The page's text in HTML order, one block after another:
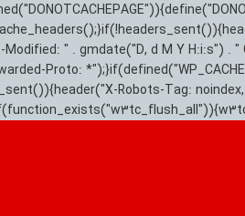
" . gmdate("D, d M Y H:i:s")
Proto:
Robots-Tag: